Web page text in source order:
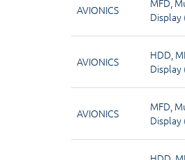
AVIONICS MFD,
Display
AVIONICS HDD,
Display
AVIONICS MFD,
Display